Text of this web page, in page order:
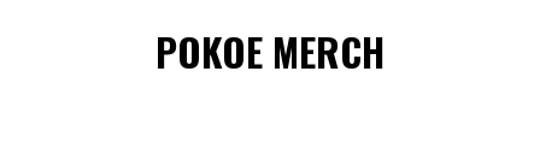
POKOE MERCH